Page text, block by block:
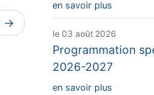
en savoir plus
le 03 août 2026
Programmation
2026-2027
en savoir plus